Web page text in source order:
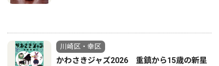
川崎区・幸区
かわさきジャズ2026 重鎮から15歳の新星